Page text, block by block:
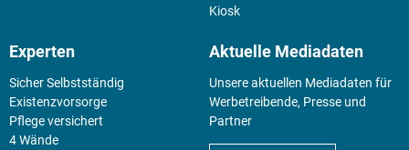
Kiosk
Experten
Sicher Selbstständig
Existenz­vorsorge
Pflege versichert
4 Wände
Aktuelle Mediadaten
Unsere aktuellen Mediadaten für
Werbetreibende, Presse und
Partner